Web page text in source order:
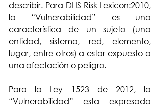
describir. Para DHS Risk Lexicon:2010,
la “Vulnerabilidad” es una
característica de un sujeto (una
entidad, sistema, red, elemento,
lugar, entre otros) a estar expuesto a
una afectación o peligro.
Para la Ley 1523 de 2012, la
“Vulnerabilidad” esta expresada